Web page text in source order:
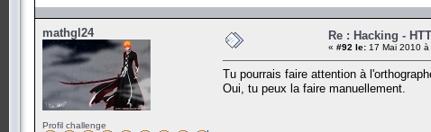
mathgl24
Profil challenge
Re : Hacking -
« #92 le: 17 Mai 2010
Tu pourrais faire attention à
Oui, tu peux la faire manuellement.